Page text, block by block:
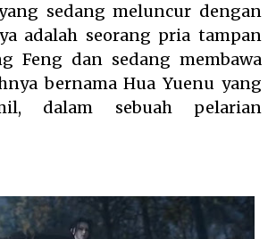
sedang meluncur dengan
adalah seorang pria tampan
Feng dan sedang membawa
bernama Hua Yuenu yang
dalam sebuah pelarian